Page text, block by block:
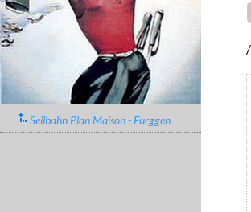
Seilbahn Plan Maison - Furggen